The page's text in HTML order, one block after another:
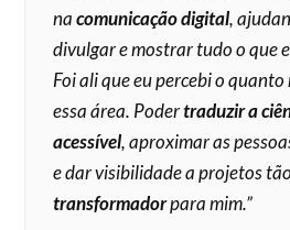
nacomunicação digital,
divulgar e mostrar tudo o que
Foi ali que eu percebi o
essa área. Podertraduzir a
acessível, aproximar as
e dar visibilidade a projetos
transformadorpara mim.”